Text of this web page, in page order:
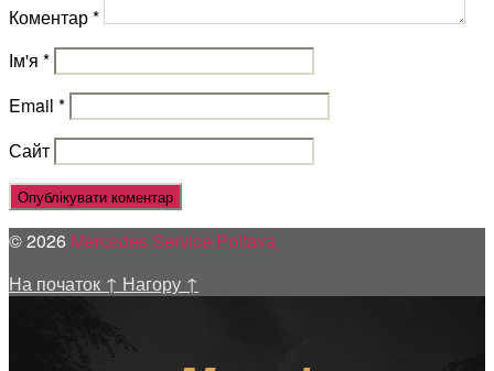
Коментар*
Ім'я *
Email *
Сайт
© 2026 Mercedes Service Poltava
На початок ↑ Нагору ↑